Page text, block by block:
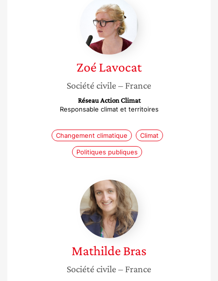
Lavocat
ZoéLavocat
Société civile – France
Réseau Action Climat
Responsable climat et territoires
Changement climatique Climat
Politiques publiques
Mathilde
Bras
MathildeBras
Société civile – France